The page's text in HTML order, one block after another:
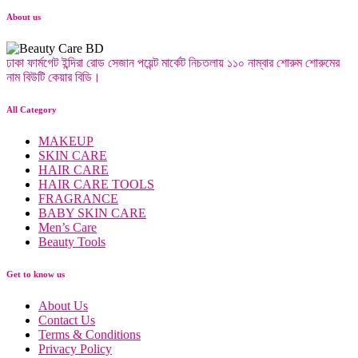
About us
ঢাকা ফার্মগেট ইন্দিরা রোড সেজান পয়েন্ট মার্কেট নিচতলায় ১১০ নাম্বার শোরুম শোরুমের
নাম বিউটি কেয়ার বিডি।
All Category
MAKEUP
SKIN CARE
HAIR CARE
HAIR CARE TOOLS
FRAGRANCE
BABY SKIN CARE
Men’s Care
Beauty Tools
Get to know us
About Us
Contact Us
Terms & Conditions
Privacy Policy